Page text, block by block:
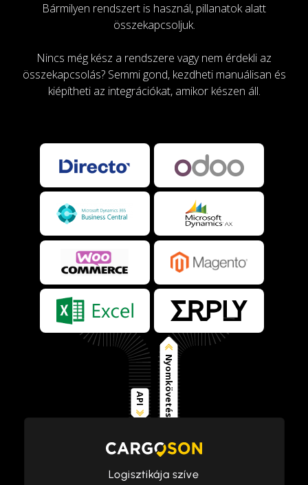
Bármilyen rendszert is használ, pillanatok alatt
összekapcsoljuk.
Nincs még kész a rendszere vagy nem érdekli az
összekapcsolás? Semmi gond, kezdheti manuálisan és
kiépítheti az integrációkat, amikor készen áll.
Nyomkövetés
API
Logisztikája szíve